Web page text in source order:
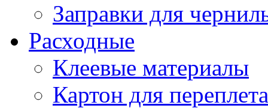
Заправки для
Расходные
Клеевые материалы
Картон для переплета